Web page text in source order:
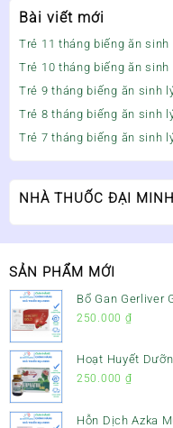
Bài viết mới
Trẻ 11 tháng biếng ăn
Trẻ 10 tháng biếng ăn
Trẻ 9 tháng biếng ăn sinh
Trẻ 8 tháng biếng ăn sinh
Trẻ 7 tháng biếng ăn sinh
NHÀ THUỐC ĐẠI MINH
SẢN PHẨM MỚI
Bổ Gan Gerliver
Gan, Mát Gan &
250.000 ₫
Hoạt Huyết
– Giảm Đau Đầu,
250.000 ₫
Hỗn Dịch Azka